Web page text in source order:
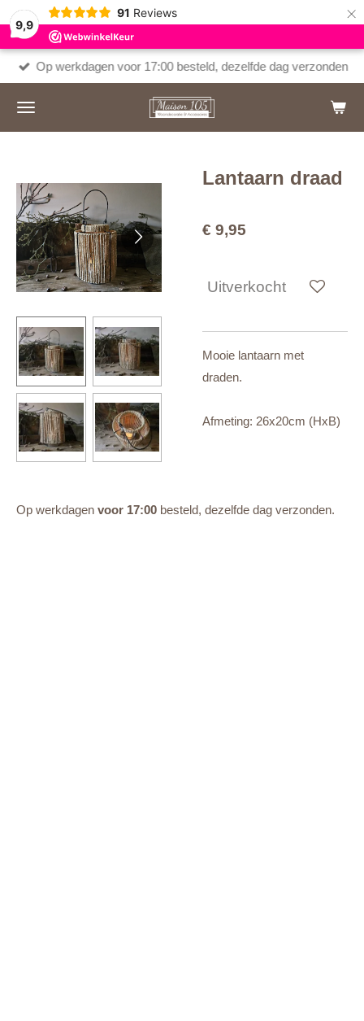
9,9
91 Reviews ×
Op werkdagen voor 17:00 besteld, dezelfde dag verzonden
Lantaarn draad
€ 9,95
Uitverkocht
Mooie lantaarn met
draden.
Afmeting: 26x20cm (HxB)
Op werkdagen voor 17:00 besteld, dezelfde dag verzonden.